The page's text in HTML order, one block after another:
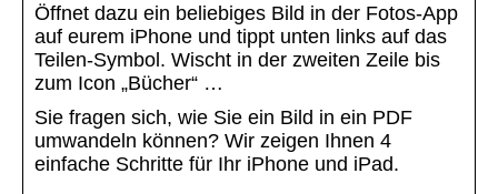
Öffnet dazu ein beliebiges Bild in der Fotos-App
auf eurem iPhone und tippt unten links auf das
Teilen-Symbol. Wischt in der zweiten Zeile bis
zum Icon „Bücher“ …
Sie fragen sich, wie Sie ein Bild in ein PDF
umwandeln können? Wir zeigen Ihnen 4
einfache Schritte für Ihr iPhone und iPad.